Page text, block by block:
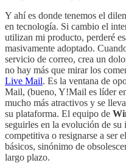
Y ahí es donde tenemos el
en tecnología. Si cambio el
utilizan mi producto, perderé
masivamente adoptado.
servicio de correo, crea un
no hay más que mirar los
Live Mail. Es la ventana de
Mail, (bueno, Y!Mail es líder
mucho más atractivos y se
su plataforma. El equipo de
seguirles en la evolución de
competitiva o resignarse a ser
básicos, sinónimo de
largo plazo.